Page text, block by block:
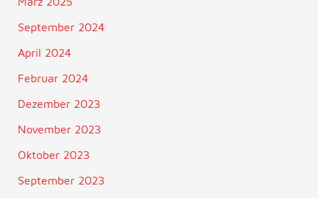
September 2024
April 2024
Februar 2024
Dezember 2023
November 2023
Oktober 2023
September 2023